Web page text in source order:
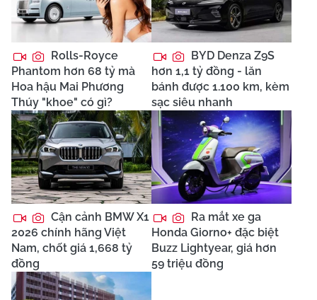
Rolls-Royce
Phantom hơn 68 tỷ mà
Hoa hậu Mai Phương
Thúy "khoe" có gì?
BYD Denza Z9S
hơn 1,1 tỷ đồng - lăn
bánh được 1.100 km, kèm
sạc siêu nhanh
Cận cảnh BMW X1
2026 chính hãng Việt
Nam, chốt giá 1,668 tỷ
đồng
Ra mắt xe ga
Honda Giorno+ đặc biệt
Buzz Lightyear, giá hơn
59 triệu đồng